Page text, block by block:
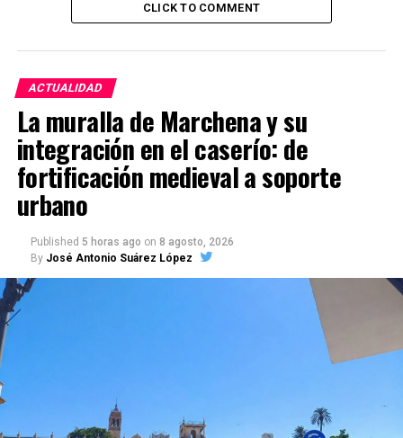
CLICK TO COMMENT
ACTUALIDAD
La muralla de Marchena y su
integración en el caserío: de
fortificación medieval a soporte
urbano
Published 5 horas ago on 8 agosto, 2026
By José Antonio Suárez López